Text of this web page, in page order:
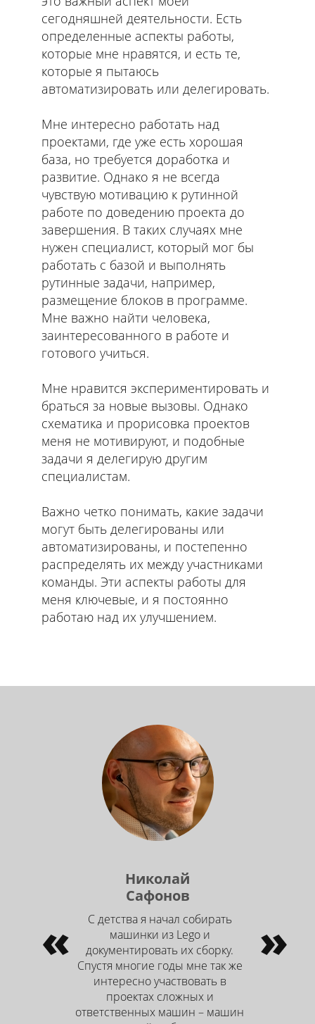
сегодняшней деятельности. Есть
определенные аспекты работы,
которые мне нравятся, и есть те,
которые я пытаюсь
автоматизировать или делегировать.
Мне интересно работать над
проектами, где уже есть хорошая
база, но требуется доработка и
развитие. Однако я не всегда
чувствую мотивацию к рутинной
работе по доведению проекта до
завершения. В таких случаях мне
нужен специалист, который мог бы
работать с базой и выполнять
рутинные задачи, например,
размещение блоков в программе.
Мне важно найти человека,
заинтересованного в работе и
готового учиться.
Мне нравится экспериментировать и
браться за новые вызовы. Однако
схематика и прорисовка проектов
меня не мотивируют, и подобные
задачи я делегирую другим
специалистам.
Важно четко понимать, какие задачи
могут быть делегированы или
автоматизированы, и постепенно
распределять их между участниками
команды. Эти аспекты работы для
меня ключевые, и я постоянно
работаю над их улучшением.
Николай
Сафонов
«
С детства я начал собирать
машинки из Lego и
документировать их сборку.
Спустя многие годы мне так же
интересно участвовать в
проектах сложных и
ответственных машин – машин
»